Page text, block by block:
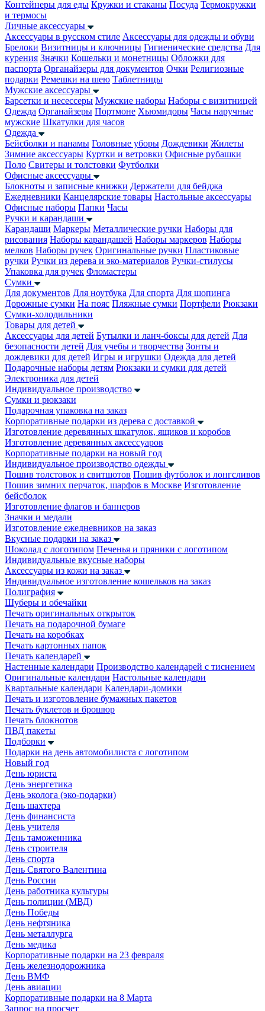
Контейнеры для еды Кружки и стаканы Посуда Термокружки
и термосы
Личные аксессуары
Аксессуары в русском стиле Аксессуары для одежды и обуви
Брелоки Визитницы и ключницы Гигиенические средства Для
курения Значки Кошельки и монетницы Обложки для
паспорта Органайзеры для документов Очки Религиозные
подарки Ремешки на шею Таблетницы
Мужские аксессуары
Барсетки и несессеры Мужские наборы Наборы с визитницей
Одежда Органайзеры Портмоне Хьюмидоры Часы наручные
мужские Шкатулки для часов
Одежда
Бейсболки и панамы Головные уборы Дождевики Жилеты
Зимние аксессуары Куртки и ветровки Офисные рубашки
Поло Свитеры и толстовки Футболки
Офисные аксессуары
Блокноты и записные книжки Держатели для бейджа
Ежедневники Канцелярские товары Настольные аксессуары
Офисные наборы Папки Часы
Ручки и карандаши
Карандаши Маркеры Металлические ручки Наборы для
рисования Наборы карандашей Наборы маркеров Наборы
мелков Наборы ручек Оригинальные ручки Пластиковые
ручки Ручки из дерева и эко-материалов Ручки-стилусы
Упаковка для ручек Фломастеры
Сумки
Для документов Для ноутбука Для спорта Для шопинга
Дорожные сумки На пояс Пляжные сумки Портфели Рюкзаки
Сумки-холодильники
Товары для детей
Аксессуары для детей Бутылки и ланч-боксы для детей Для
безопасности детей Для учебы и творчества Зонты и
дождевики для детей Игры и игрушки Одежда для детей
Подарочные наборы детям Рюкзаки и сумки для детей
Электроника для детей
Индивидуальное производство
Сумки и рюкзаки
Подарочная упаковка на заказ
Корпоративные подарки из дерева с доставкой
Изготовление деревянных шкатулок, ящиков и коробов
Изготовление деревянных аксессуаров
Корпоративные подарки на новый год
Индивидуальное производство одежды
Пошив толстовок и свитшотов Пошив футболок и лонгсливов
Пошив зимних перчаток, шарфов в Москве Изготовление
бейсболок
Изготовление флагов и баннеров
Значки и медали
Изготовление ежедневников на заказ
Вкусные подарки на заказ
Шоколад с логотипом Печенья и пряники с логотипом
Индивидуальные вкусные наборы
Аксессуары из кожи на заказ
Индивидуальное изготовление кошельков на заказ
Полиграфия
Шуберы и обечайки
Печать оригинальных открыток
Печать на подарочной бумаге
Печать на коробках
Печать картонных папок
Печать календарей
Настенные календари Производство календарей с тиснением
Оригинальные календари Настольные календари
Квартальные календари Календари-домики
Печать и изготовление бумажных пакетов
Печать буклетов и брошюр
Печать блокнотов
ПВД пакеты
Подборки
Подарки на день автомобилиста с логотипом
Новый год
День юриста
День энергетика
День эколога (эко-подарки)
День шахтера
День финансиста
День учителя
День таможенника
День строителя
День спорта
День Святого Валентина
День России
День работника культуры
День полиции (МВД)
День Победы
День нефтяника
День металлурга
День медика
Корпоративные подарки на 23 февраля
День железнодорожника
День ВМФ
День авиации
Корпоративные подарки на 8 Марта
Запрос на просчет